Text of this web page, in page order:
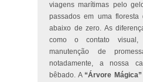
viagens marítimas pelo
passados em uma
abaixo de zero. As
como o contato
manutenção de
notadamente, a nossa
bêbado. A “Árvore Mágica”